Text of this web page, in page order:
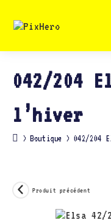
content
042/204
l’hiver
> Boutique > 042/204
Produit précédent